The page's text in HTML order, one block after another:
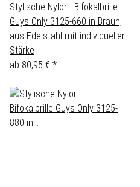
Stylische Nylor - Bifokalbrille
Guys Only 3125-660 in Braun,
aus Edelstahl mit individueller
Stärke
ab 80,95 € *